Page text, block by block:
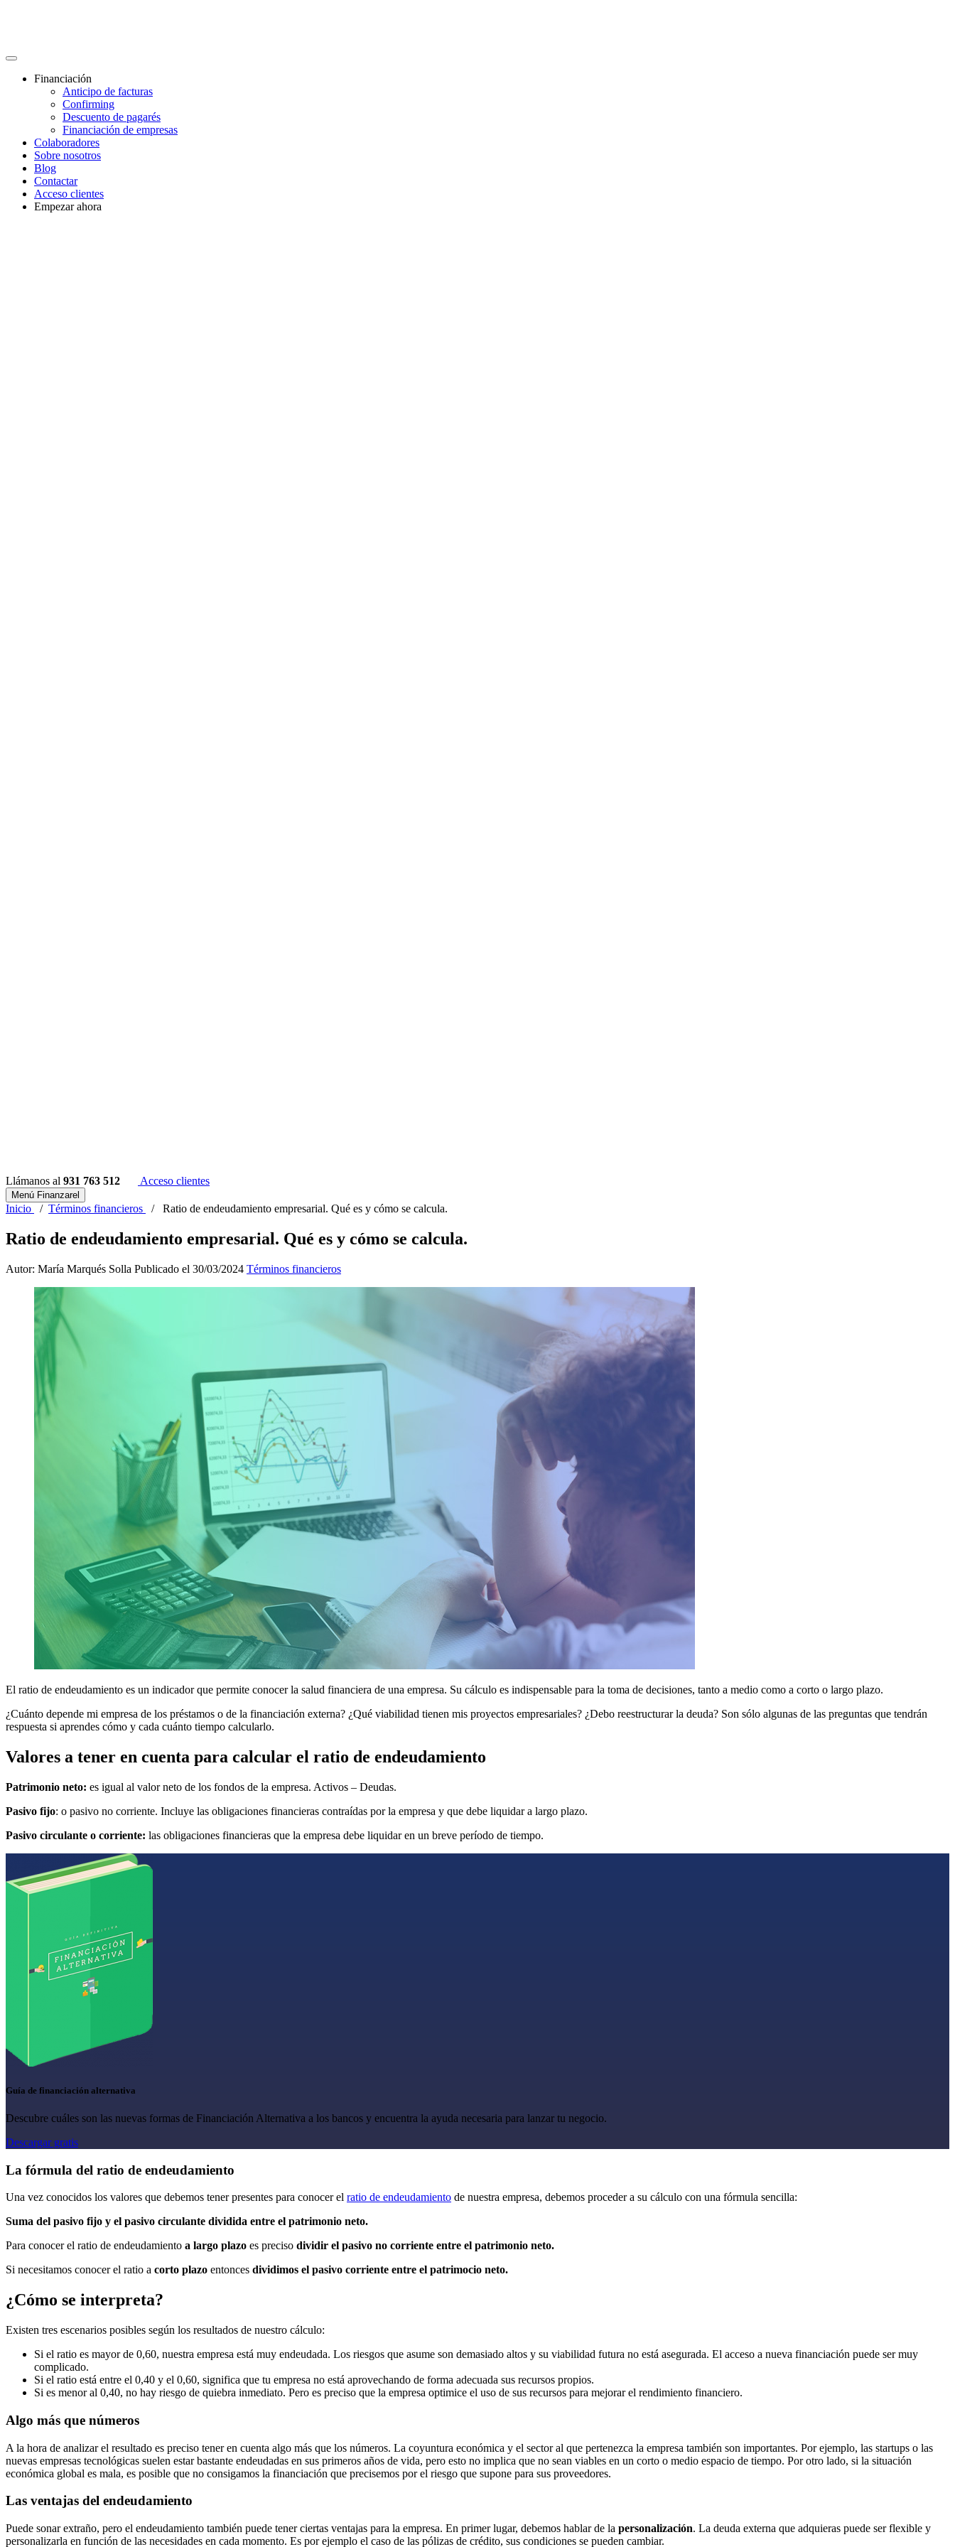
Financiación
Anticipo de facturas
Confirming
Descuento de pagarés
Financiación de empresas
Colaboradores
Sobre nosotros
Blog
Contactar
Acceso clientes
Empezar ahora
Llámanos al 931 763 512 Acceso clientes
Menú Finanzarel
Inicio / Términos financieros / Ratio de endeudamiento empresarial. Qué es y cómo se calcula.
Ratio de endeudamiento empresarial. Qué es y cómo se calcula.
Autor: María Marqués Solla Publicado el 30/03/2024 Términos financieros
El ratio de endeudamiento es un indicador que permite conocer la salud financiera de una empresa. Su cálculo es indispensable para la toma de decisiones, tanto a medio como a corto o largo plazo.
¿Cuánto depende mi empresa de los préstamos o de la financiación externa? ¿Qué viabilidad tienen mis proyectos empresariales? ¿Debo reestructurar la deuda? Son sólo algunas de las preguntas que tendrán
respuesta si aprendes cómo y cada cuánto tiempo calcularlo.
Valores a tener en cuenta para calcular el ratio de endeudamiento
Patrimonio neto: es igual al valor neto de los fondos de la empresa. Activos – Deudas.
Pasivo fijo: o pasivo no corriente. Incluye las obligaciones financieras contraídas por la empresa y que debe liquidar a largo plazo.
Pasivo circulante o corriente: las obligaciones financieras que la empresa debe liquidar en un breve período de tiempo.
Guía de financiación alternativa
Descubre cuáles son las nuevas formas de Financiación Alternativa a los bancos y encuentra la ayuda necesaria para lanzar tu negocio.
Descargar gratis
La fórmula del ratio de endeudamiento
Una vez conocidos los valores que debemos tener presentes para conocer el ratio de endeudamiento de nuestra empresa, debemos proceder a su cálculo con una fórmula sencilla:
Suma del pasivo fijo y el pasivo circulante dividida entre el patrimonio neto.
Para conocer el ratio de endeudamiento a largo plazo es preciso dividir el pasivo no corriente entre el patrimonio neto.
Si necesitamos conocer el ratio a corto plazo entonces dividimos el pasivo corriente entre el patrimocio neto.
¿Cómo se interpreta?
Existen tres escenarios posibles según los resultados de nuestro cálculo:
Si el ratio es mayor de 0,60, nuestra empresa está muy endeudada. Los riesgos que asume son demasiado altos y su viabilidad futura no está asegurada. El acceso a nueva financiación puede ser muy
complicado.
Si el ratio está entre el 0,40 y el 0,60, significa que tu empresa no está aprovechando de forma adecuada sus recursos propios.
Si es menor al 0,40, no hay riesgo de quiebra inmediato. Pero es preciso que la empresa optimice el uso de sus recursos para mejorar el rendimiento financiero.
Algo más que números
A la hora de analizar el resultado es preciso tener en cuenta algo más que los números. La coyuntura económica y el sector al que pertenezca la empresa también son importantes. Por ejemplo, las startups o las
nuevas empresas tecnológicas suelen estar bastante endeudadas en sus primeros años de vida, pero esto no implica que no sean viables en un corto o medio espacio de tiempo. Por otro lado, si la situación
económica global es mala, es posible que no consigamos la financiación que precisemos por el riesgo que supone para sus proveedores.
Las ventajas del endeudamiento
Puede sonar extraño, pero el endeudamiento también puede tener ciertas ventajas para la empresa. En primer lugar, debemos hablar de la personalización. La deuda externa que adquieras puede ser flexible y
personalizarla en función de las necesidades en cada momento. Es por ejemplo el caso de las pólizas de crédito, sus condiciones se pueden cambiar.